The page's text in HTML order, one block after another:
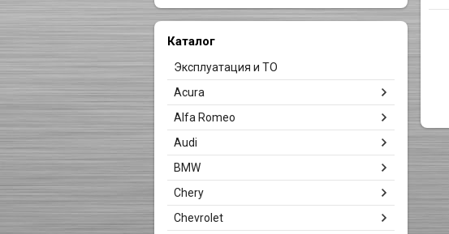
Каталог
Эксплуатация и ТО
Acura
Alfa Romeo
Audi
BMW
Chery
Chevrolet